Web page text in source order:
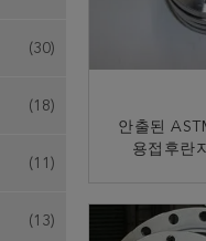
(30)
(18)
(11)
(13)
안출된
용접후란
지